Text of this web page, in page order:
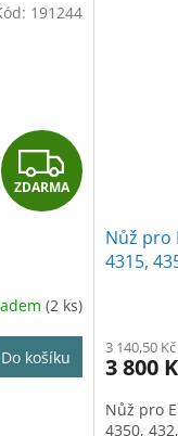
Z
D
R
M
A
ZDARMA
(2 ks)
Do košíku
191244
Nůž pro
4315,
3 140,50
3 800
Nůž pro
4350,